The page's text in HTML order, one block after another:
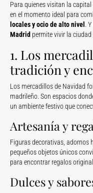
Para quienes visitan la
en el momento ideal para
locales y ocio de alto nivel .
Madrid permite vivir la
1. Los
tradición y
Los mercadillos de Navidad
madrileño. Son espacios
un ambiente festivo que
Artesanía y
Figuras decorativas, adornos
pequeños objetos únicos
para encontrar regalos
Dulces y